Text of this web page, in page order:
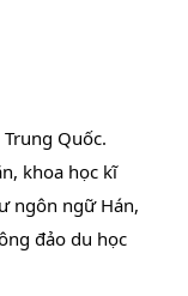
Quốc.
khoa học kĩ
ngôn ngữ Hán,
đảo du học